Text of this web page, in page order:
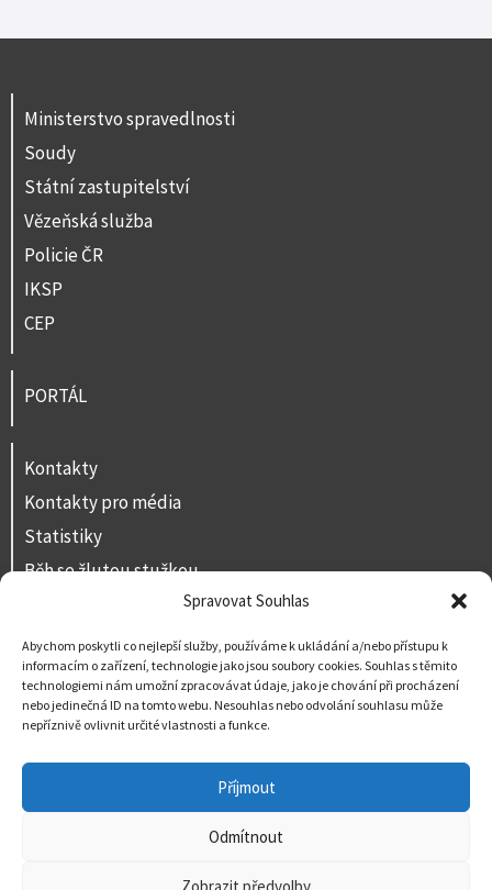
Spravovat Souhlas
Abychom poskytli co nejlepší služby, používáme k ukládání a/nebo přístupu k
informacím o zařízení, technologie jako jsou soubory cookies. Souhlas s těmito
technologiemi nám umožní zpracovávat údaje, jako je chování při procházení
nebo jedinečná ID na tomto webu. Nesouhlas nebo odvolání souhlasu může
nepříznivě ovlivnit určité vlastnosti a funkce.
Příjmout
Odmítnout
Zobrazit předvolby
Ministerstvo spravedlnosti
Soudy
Státní zastupitelství
Vězeňská služba
Policie ČR
IKSP
CEP
PORTÁL
Kontakty
Kontakty pro média
Statistiky
Běh se žlutou stužkou
Prohlášení o přístupnosti
Napište nám